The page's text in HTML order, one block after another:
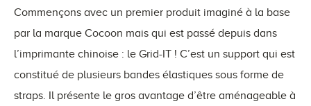
Commençons avec un premier produit imaginé à la base
par la marque Cocoon mais qui est passé depuis dans
l’imprimante chinoise : le Grid-IT ! C’est un support qui est
constitué de plusieurs bandes élastiques sous forme de
straps. Il présente le gros avantage d’être aménageable à